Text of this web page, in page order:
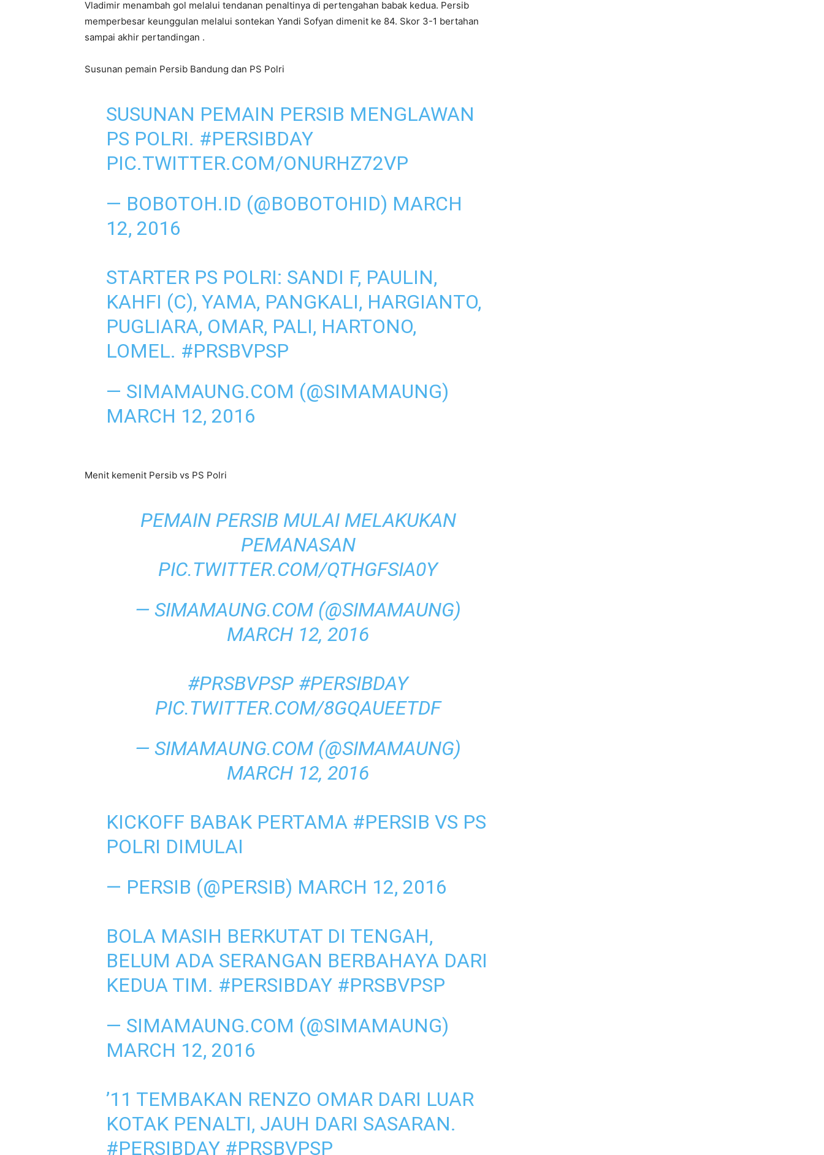
Vladimir menambah gol melalui tendanan penaltinya di pertengahan babak kedua. Persib
memperbesar keunggulan melalui sontekan Yandi Sofyan dimenit ke 84. Skor 3-1 bertahan
sampai akhir pertandingan .
Susunan pemain Persib Bandung dan PS Polri
SUSUNAN PEMAIN PERSIB MENGLAWAN
PS POLRI. #PERSIBDAY
PIC.TWITTER.COM/ONURHZ72VP
— BOBOTOH.ID (@BOBOTOHID) MARCH
12, 2016
STARTER PS POLRI: SANDI F, PAULIN,
KAHFI (C), YAMA, PANGKALI, HARGIANTO,
PUGLIARA, OMAR, PALI, HARTONO,
LOMEL. #PRSBVPSP
— SIMAMAUNG.COM (@SIMAMAUNG)
MARCH 12, 2016
Menit kemenit Persib vs PS Polri
PEMAIN PERSIB MULAI MELAKUKAN
PEMANASAN
PIC.TWITTER.COM/QTHGFSIA0Y
— SIMAMAUNG.COM (@SIMAMAUNG)
MARCH 12, 2016
#PRSBVPSP #PERSIBDAY
PIC.TWITTER.COM/8GQAUEETDF
— SIMAMAUNG.COM (@SIMAMAUNG)
MARCH 12, 2016
KICKOFF BABAK PERTAMA #PERSIB VS PS
POLRI DIMULAI
— PERSIB (@PERSIB) MARCH 12, 2016
BOLA MASIH BERKUTAT DI TENGAH,
BELUM ADA SERANGAN BERBAHAYA DARI
KEDUA TIM. #PERSIBDAY #PRSBVPSP
— SIMAMAUNG.COM (@SIMAMAUNG)
MARCH 12, 2016
’11 TEMBAKAN RENZO OMAR DARI LUAR
KOTAK PENALTI, JAUH DARI SASARAN.
#PERSIBDAY #PRSBVPSP